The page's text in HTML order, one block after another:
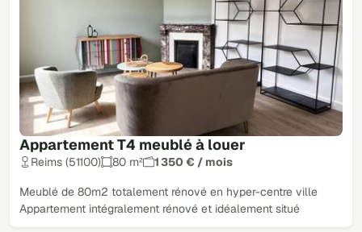
Appartement T4 meublé à louer
Reims (51100) 80 m² 1 350 € / mois
Meublé de 80m2 totalement rénové en hyper-centre ville
Appartement intégralement rénové et idéalement situé